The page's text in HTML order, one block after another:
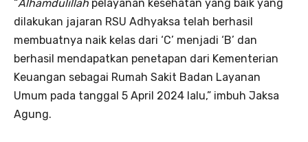
“Alhamdulillah pelayanan kesehatan yang baik yang
dilakukan jajaran RSU Adhyaksa telah berhasil
membuatnya naik kelas dari ‘C’ menjadi ‘B’ dan
berhasil mendapatkan penetapan dari Kementerian
Keuangan sebagai Rumah Sakit Badan Layanan
Umum pada tanggal 5 April 2024 lalu,” imbuh Jaksa
Agung.